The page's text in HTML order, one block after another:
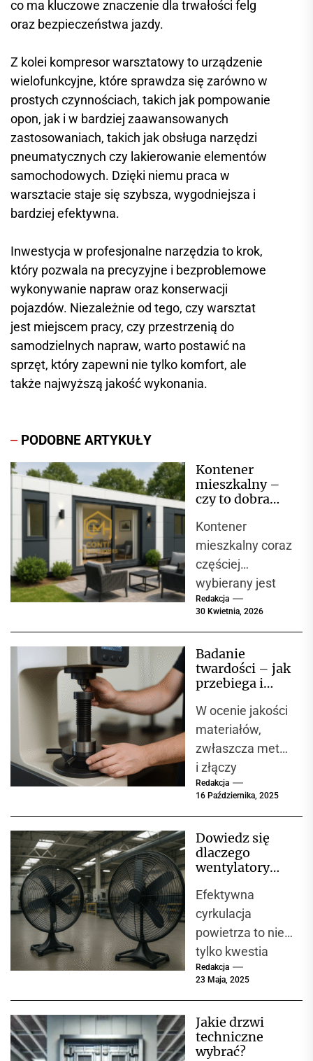
co ma kluczowe znaczenie dla trwałości felg
oraz bezpieczeństwa jazdy.
Z kolei kompresor warsztatowy to urządzenie
wielofunkcyjne, które sprawdza się zarówno w
prostych czynnościach, takich jak pompowanie
opon, jak i w bardziej zaawansowanych
zastosowaniach, takich jak obsługa narzędzi
pneumatycznych czy lakierowanie elementów
samochodowych. Dzięki niemu praca w
warsztacie staje się szybsza, wygodniejsza i
bardziej efektywna.
Inwestycja w profesjonalne narzędzia to krok,
który pozwala na precyzyjne i bezproblemowe
wykonywanie napraw oraz konserwacji
pojazdów. Niezależnie od tego, czy warsztat
jest miejscem pracy, czy przestrzenią do
samodzielnych napraw, warto postawić na
sprzęt, który zapewni nie tylko komfort, ale
także najwyższą jakość wykonania.
PODOBNE ARTYKUŁY
Kontener
mieszkalny –
czy to dobra
domu?
Kontener
mieszkalny coraz
częściej
wybierany jest
jako alternatywa
Nowoczesne
kontenery
komfort, szybki
montaż i
niższe...
Redakcja
30 Kwietnia, 2026
Badanie
twardości – jak
przebiega i
kluczowe w
kontroli jakości
materiałów?
W ocenie jakości
materiałów,
zwłaszcza metali
i złączy
spawanych,
odporność na
odkształcenia
Jedną z
podstawowych...
Redakcja
16 Października, 2025
Dowiedz się
dlaczego
wentylatory
są niezbędne w
każdej hali
produkcyjnej
Efektywna
cyrkulacja
powietrza to nie
tylko kwestia
komfortu, ale
bezpieczeństwa i
wydajności w
Redakcja
23 Maja, 2025
Jakie drzwi
techniczne
wybrać?